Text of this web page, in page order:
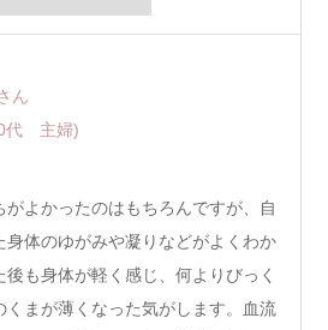
ん
代 主婦)
よかったのはもちろんですが、自
身体のゆがみや凝りなどがよくわか
後も身体が軽く感じ、何よりびっく
くまが薄くなった気がします。血流